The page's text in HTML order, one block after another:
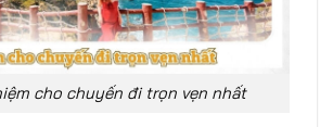
cho chuyến đi trọn vẹn nhất